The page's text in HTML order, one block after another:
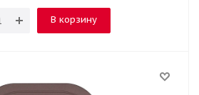
В корзину